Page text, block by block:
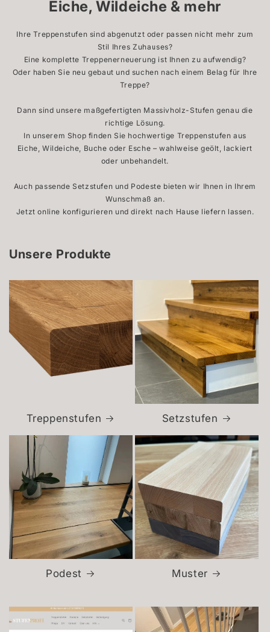
Eiche, Wildeiche & mehr
Ihre Treppenstufen sind abgenutzt oder passen nicht mehr zum
Stil Ihres Zuhauses?
Eine komplette Treppenerneuerung ist Ihnen zu aufwendig?
Oder haben Sie neu gebaut und suchen nach einem Belag für Ihre
Treppe?
Dann sind unsere maßgefertigten Massivholz-Stufen genau die
richtige Lösung.
In unserem Shop finden Sie hochwertige Treppenstufen aus
Eiche, Wildeiche, Buche oder Esche – wahlweise geölt, lackiert
oder unbehandelt.
Auch passende Setzstufen und Podeste bieten wir Ihnen in Ihrem
Wunschmaß an.
Jetzt online konfigurieren und direkt nach Hause liefern lassen.
Unsere Produkte
Treppenstufen Setzstufen
Podest Muster